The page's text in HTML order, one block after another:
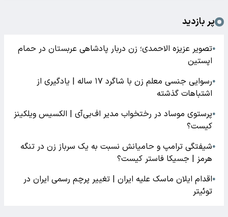
پر بازدید
●تصویر عزیزه الاحمدی؛ زن دربار پادشاهی عربستان در حمام
اپستین
●
رسوایی جنسی معلم زن با شاگرد ۱۷ ساله | یادگیری از
اشتباهات گذشته
●پرستوی موساد در رختخواب مدیر اف‌بی‌آی | الکسیس ویلکینز
کیست؟
●شیفتگی ترامپ و حامیانش نسبت به یک سرباز زن در تنگه
هرمز | جسیکا فاستر کیست؟
●اقدام ایلان ماسک علیه ایران | تغییر پرچم رسمی ایران در
توئیتر